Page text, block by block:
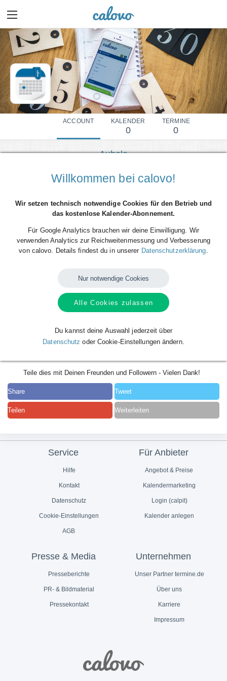
ACCOUNT KALENDER
0
TERMINE
0
Aubele
Mehr Details einblenden
Teile dies mit Deinen Freunden und Followern - Vielen Dank!
Share Tweet
Teilen Weiterleiten
Service
Hilfe
Kontakt
Datenschutz
Cookie-Einstellungen
AGB
Für Anbieter
Angebot & Preise
Kalendermarketing
Login (calpit)
Kalender anlegen
Presse & Media
Presseberichte
PR- & Bildmaterial
Pressekontakt
Unternehmen
Unser Partner termine.de
Über uns
Karriere
Impressum
Willkommen bei calovo!
Wir setzen technisch notwendige Cookies für den Betrieb und
das kostenlose Kalender-Abonnement.
Für Google Analytics brauchen wir deine Einwilligung. Wir
verwenden Analytics zur Reichweitenmessung und Verbesserung
von calovo. Details findest du in unserer Datenschutzerklärung
Nur notwendige Cookies
Alle Cookies zulassen
Du kannst deine Auswahl jederzeit über
Datenschutz oder Cookie-Einstellungen ändern.